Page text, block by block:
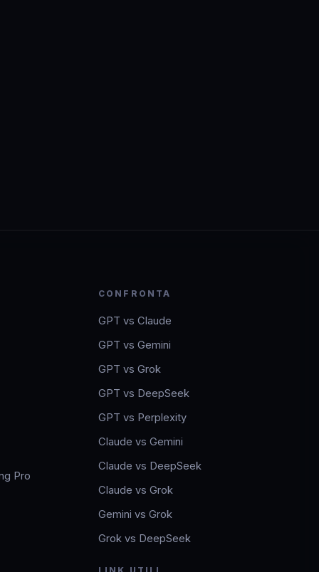
Pro
CONFRONTA
GPT vs Claude
GPT vs Gemini
GPT vs Grok
GPT vs DeepSeek
GPT vs Perplexity
Claude vs Gemini
Claude vs DeepSeek
Claude vs Grok
Gemini vs Grok
Grok vs DeepSeek